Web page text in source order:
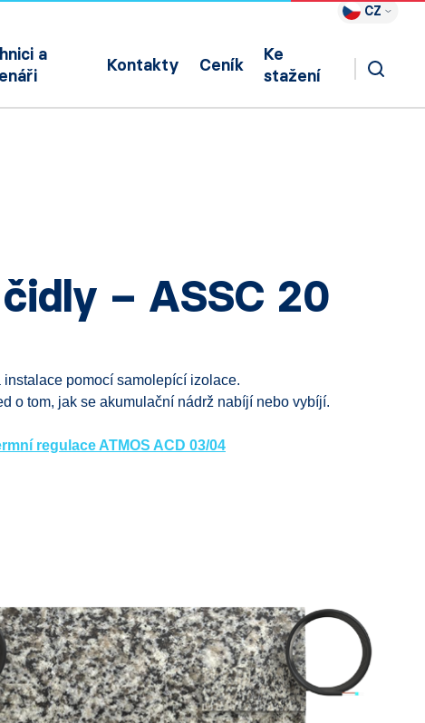
CZ
a
Kontakty Ceník
Ke
stažení
– ASSC 20
pomocí samolepící izolace.
o tom, jak se akumulační nádrž nabíjí nebo vybíjí.
regulace ATMOS ACD 03/04